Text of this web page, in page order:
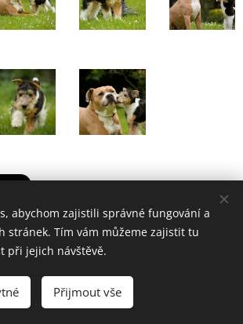
službou Cookies
abychom zajistili správné fungování a
stránek. Tím vám můžeme zajistit tu
při jejich návštěvě.
Přijmout vše